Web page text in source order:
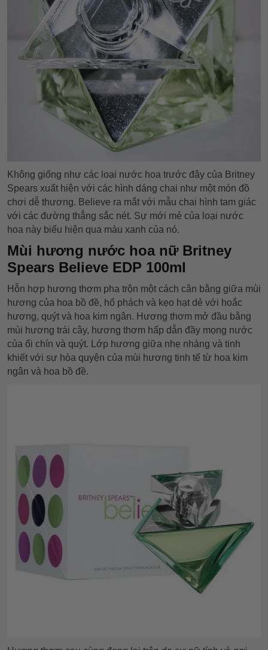
Không giống như các loại nước hoa trước đây của Britney
Spears xuất hiện với các hình dáng chai như một món đồ
chơi dễ thương. Believe ra mắt với mẫu chai hình tam giác
với các đường thẳng sắc nét. Sự mới mẻ của loại nước
hoa này biểu hiện qua màu xanh của nó.
Mùi hương nước hoa nữ Britney
Spears Believe EDP 100ml
Hỗn hợp hương thơm pha trộn một cách cân bằng giữa mùi
hương của hoa bồ đề, hổ phách và kẹo hạt dẻ với hoắc
hương, quýt và hoa kim ngân. Hương thơm mở đầu bằng
mùi hương trái cây, hương thơm hấp dẫn đầy mọng nước
của ổi chín và quýt. Lớp hương giữa nhẹ nhàng và tinh
khiết với sự hòa quyện của mùi hương tinh tế từ hoa kim
ngân và hoa bồ đề.